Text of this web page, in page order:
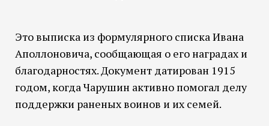
Это выписка из формулярного списка Ивана
Аполлоновича, сообщающая о его наградах и
благодарностях. Документ датирован 1915
годом, когда Чарушин активно помогал делу
поддержки раненых воинов и их семей.